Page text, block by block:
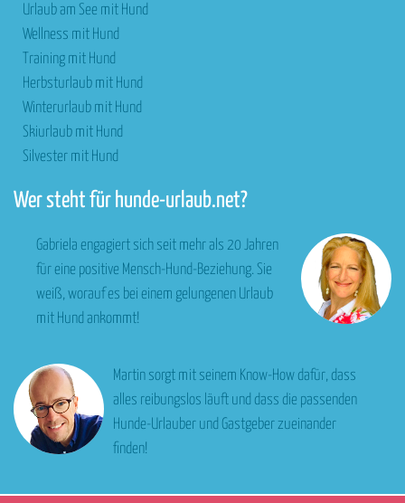
Urlaub am See mit Hund
Wellness mit Hund
Training mit Hund
Herbsturlaub mit Hund
Winterurlaub mit Hund
Skiurlaub mit Hund
Silvester mit Hund
Wer steht für hunde-urlaub.net?
Gabriela engagiert sich seit mehr als 20 Jahren
für eine positive Mensch-Hund-Beziehung. Sie
weiß, worauf es bei einem gelungenen Urlaub
mit Hund ankommt!
Martin sorgt mit seinem Know-How dafür, dass
alles reibungslos läuft und dass die passenden
Hunde-Urlauber und Gastgeber zueinander
finden!